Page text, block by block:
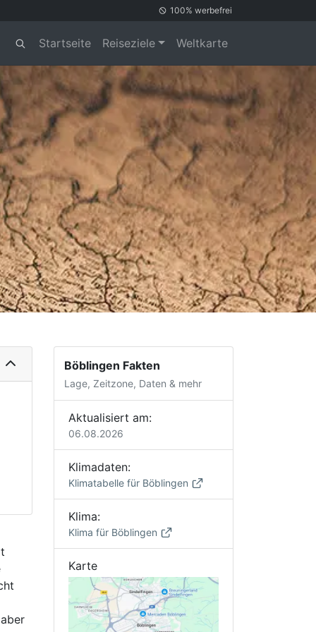
100% werbefrei
Startseite Reiseziele Weltkarte
Böblingen Fakten
Lage, Zeitzone, Daten & mehr
Aktualisiert am:
06.08.2026
Klimadaten:
Klimatabelle für Böblingen
Klima:
Klima für Böblingen
Karte